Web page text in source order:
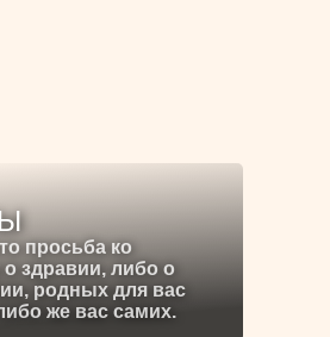
просьба ко
о здравии, либо о
родных для вас
же вас самих.